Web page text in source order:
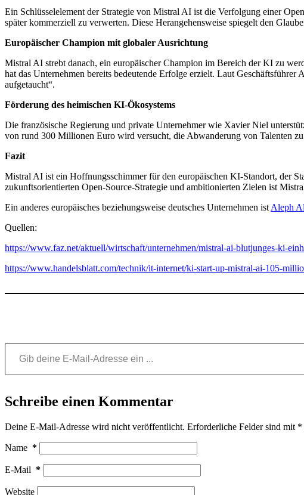
Ein Schlüsselelement der Strategie von Mistral AI ist die Verfolgung einer
später kommerziell zu verwerten. Diese Herangehensweise spiegelt den
Europäischer Champion mit globaler Ausrichtung
Mistral AI strebt danach, ein europäischer Champion im Bereich der KI zu
hat das Unternehmen bereits bedeutende Erfolge erzielt. Laut
aufgetaucht“.
Förderung des heimischen KI-Ökosystems
Die französische Regierung und private Unternehmer wie Xavier Niel
von rund 300 Millionen Euro wird versucht, die Abwanderung von Talenten
Fazit
Mistral AI ist ein Hoffnungsschimmer für den europäischen KI-Standort, der
zukunftsorientierten Open-Source-Strategie und ambitionierten Zielen ist
Ein anderes europäisches beziehungsweise deutsches Unternehmen ist Aleph
Quellen:
https://www.faz.net/aktuell/wirtschaft/unternehmen/mistral-ai-blutjunges-ki-
https://www.handelsblatt.com/technik/it-internet/ki-start-up-mistral-ai-105-
Gib deine E-Mail-Adresse ein ...
Schreibe einen Kommentar
Deine E-Mail-Adresse wird nicht veröffentlicht. Erforderliche Felder sind mit *
Name *
E-Mail *
Website